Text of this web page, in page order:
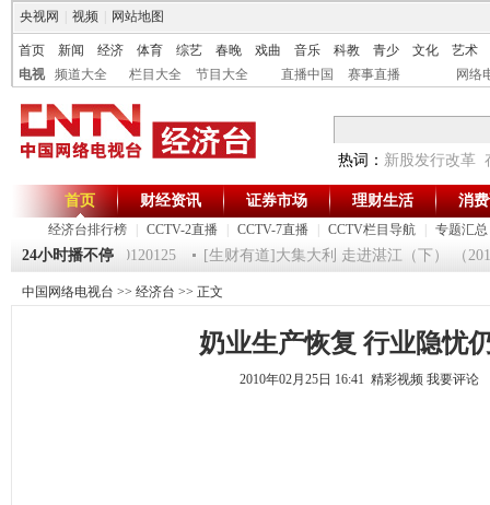
央视网 视频 网站地图
首页 新闻 经济 体育 综艺 春晚 戏曲 音乐 科教 青少 文化
艺术
电视
频道大全 栏目大全 节目大全 直播中国 赛事直播 网络
热词： 新股发行改革
首页
经济台排行榜 CCTV-2直播 CCTV-7直播 CCTV栏目导航 专题汇总
财经资讯 证券市场 理财生活 消
24小时播不停
《第一时间》 20120125 [生财有道]大集大利 走进湛江（下） （
中国网络电视台 >> 经济台 >> 正文
奶业生产恢复 行业隐忧
2010年02月25日 16:41 精彩视频 我要评论